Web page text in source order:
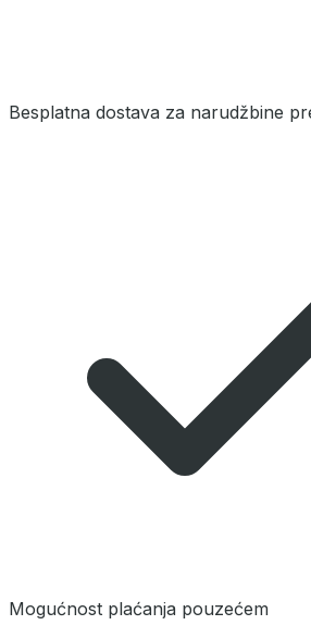
Besplatna dostava za narudžbine
Mogućnost plaćanja pouzećem